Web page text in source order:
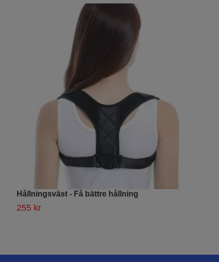
Hållningsväst - Få bättre hållning
255 kr